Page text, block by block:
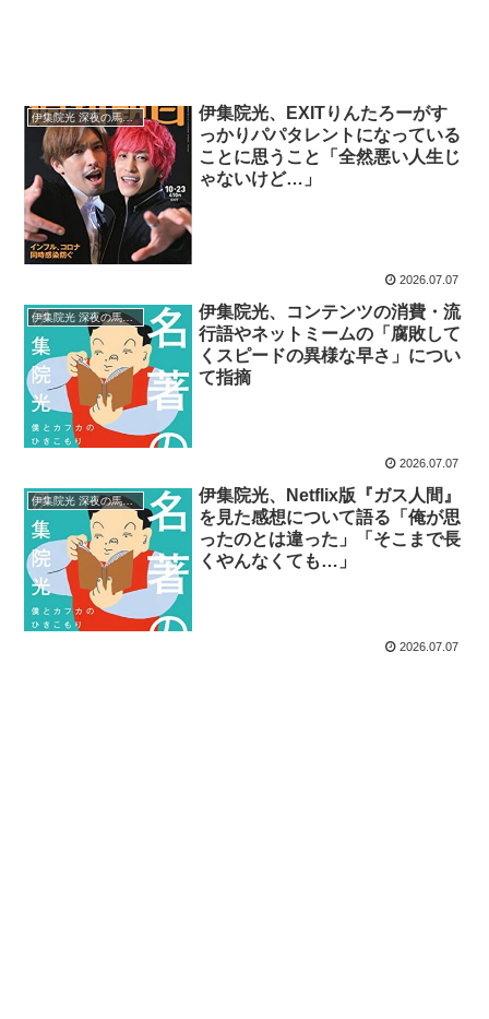
伊集院光 深夜の馬鹿力
伊集院光、EXITりんたろーがす
っかりパパタレントになっている
ことに思うこと「全然悪い人生じ
ゃないけど…」
2026.07.07
伊集院光 深夜の馬鹿力
伊集院光、コンテンツの消費・流
行語やネットミームの「腐敗して
くスピードの異様な早さ」につい
て指摘
2026.07.07
伊集院光 深夜の馬鹿力
伊集院光、Netflix版『ガス人間』
を見た感想について語る「俺が思
ったのとは違った」「そこまで長
くやんなくても…」
2026.07.07